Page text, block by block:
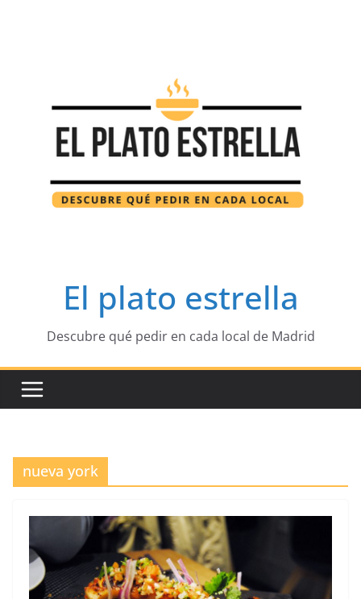
El plato estrella
Descubre qué pedir en cada local de Madrid
nueva york